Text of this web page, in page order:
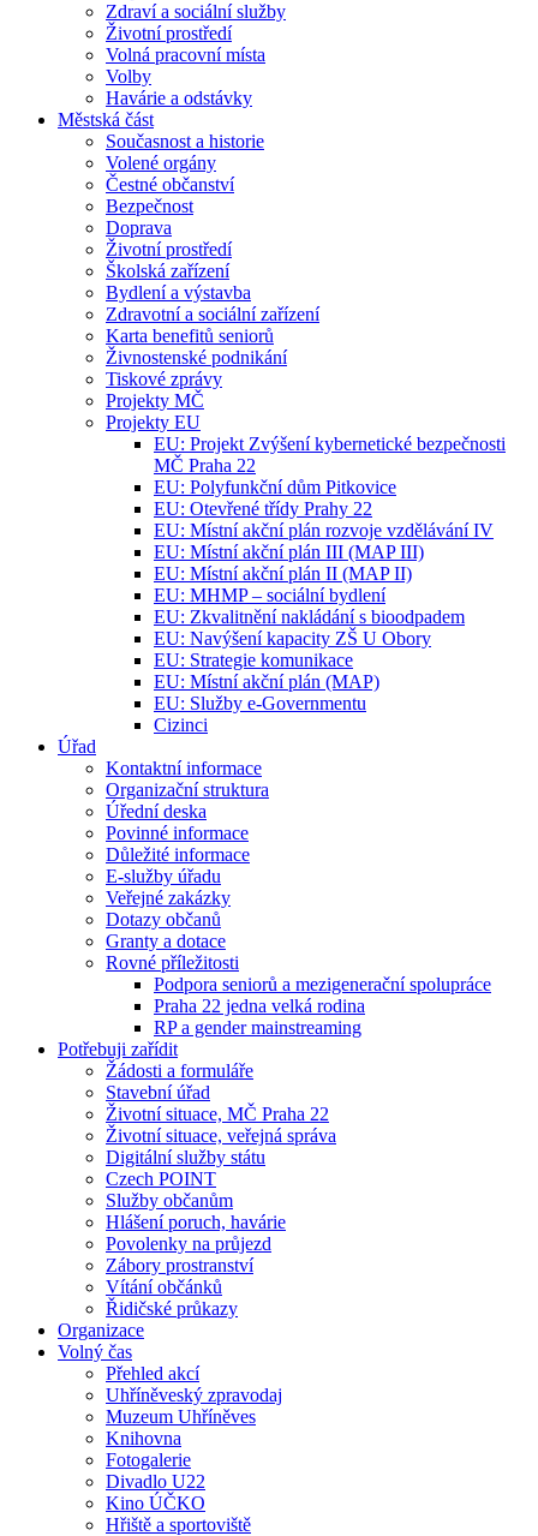
Zdraví a sociální služby
Životní prostředí
Volná pracovní místa
Volby
Havárie a odstávky
Městská část
Současnost a historie
Volené orgány
Čestné občanství
Bezpečnost
Doprava
Životní prostředí
Školská zařízení
Bydlení a výstavba
Zdravotní a sociální zařízení
Karta benefitů seniorů
Živnostenské podnikání
Tiskové zprávy
Projekty MČ
Projekty EU
EU: Projekt Zvýšení kybernetické bezpečnosti
MČ Praha 22
EU: Polyfunkční dům Pitkovice
EU: Otevřené třídy Prahy 22
EU: Místní akční plán rozvoje vzdělávání IV
EU: Místní akční plán III (MAP III)
EU: Místní akční plán II (MAP II)
EU: MHMP – sociální bydlení
EU: Zkvalitnění nakládání s bioodpadem
EU: Navýšení kapacity ZŠ U Obory
EU: Strategie komunikace
EU: Místní akční plán (MAP)
EU: Služby e-Governmentu
Cizinci
Úřad
Kontaktní informace
Organizační struktura
Úřední deska
Povinné informace
Důležité informace
E-služby úřadu
Veřejné zakázky
Dotazy občanů
Granty a dotace
Rovné příležitosti
Podpora seniorů a mezigenerační spolupráce
Praha 22 jedna velká rodina
RP a gender mainstreaming
Potřebuji zařídit
Žádosti a formuláře
Stavební úřad
Životní situace, MČ Praha 22
Životní situace, veřejná správa
Digitální služby státu
Czech POINT
Služby občanům
Hlášení poruch, havárie
Povolenky na průjezd
Zábory prostranství
Vítání občánků
Řidičské průkazy
Organizace
Volný čas
Přehled akcí
Uhříněveský zpravodaj
Muzeum Uhříněves
Knihovna
Fotogalerie
Divadlo U22
Kino ÚČKO
Hřiště a sportoviště